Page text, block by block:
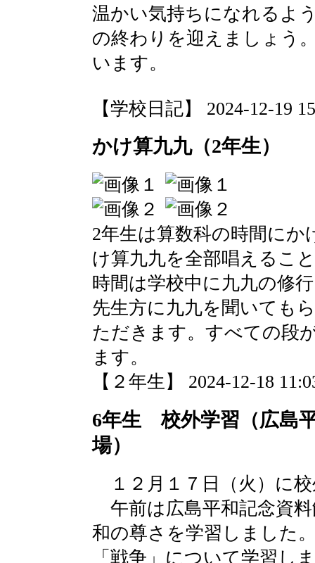
温かい気持ちになれるよ
の終わりを迎えましょう
います。
【学校日記】 2024-12-19
かけ算九九（2年生）
2年生は算数科の時間に
け算九九を全部唱えるこ
時間は学校中に九九の修
先生方に九九を聞いても
ただきます。すべての段
ます。
【２年生】 2024-12-18
6年生 校外学習（広島
場）
１２月１７日（火）に
午前は広島平和記念資
和の尊さを学習しました
「戦争」について学習し